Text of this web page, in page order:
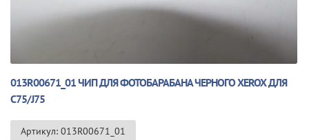
013R00671_01 ЧИП ДЛЯ ФОТОБАРАБАНА ЧЕРНОГО XEROX ДЛЯ
C75/J75
Артикул: 013R00671_01